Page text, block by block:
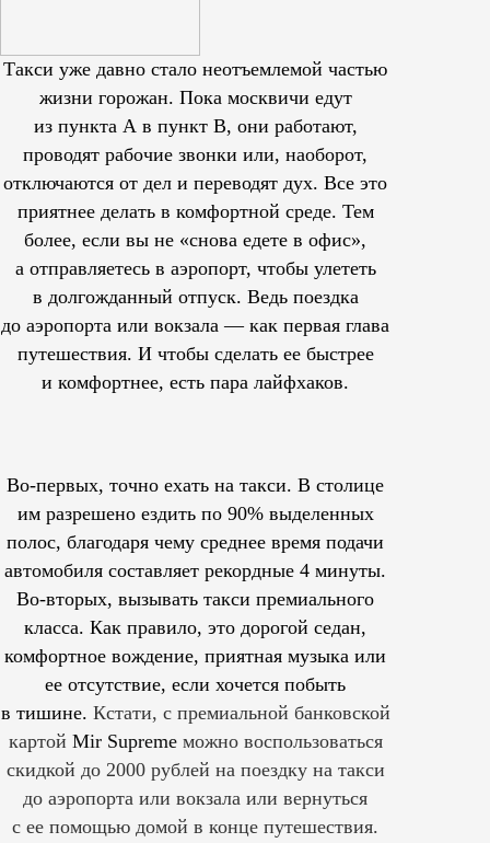
Такси уже давно стало неотъемлемой частью
жизни горожан. Пока москвичи едут
из пункта А в пункт В, они работают,
проводят рабочие звонки или, наоборот,
отключаются от дел и переводят дух. Все это
приятнее делать в комфортной среде. Тем
более, если вы не «снова едете в офис»,
а отправляетесь в аэропорт, чтобы улететь
в долгожданный отпуск. Ведь поездка
до аэропорта или вокзала — как первая глава
путешествия. И чтобы сделать ее быстрее
и комфортнее, есть пара лайфхаков.
Во-первых, точно ехать на такси. В столице
им разрешеноездить по 90% выделенных
полос, благодаря чему среднее время подачи
автомобиля составляет рекордные 4 минуты.
Во-вторых, вызывать такси премиального
класса. Как правило, это дорогой седан,
комфортное вождение, приятная музыка или
ее отсутствие, если хочется побыть
в тишине. Кстати, с премиальной банковской
картой Mir Supreme можно воспользоваться
скидкой до 2000 рублей на поездку на такси
до аэропорта или вокзала или вернуться
с ее помощью домой в конце путешествия.